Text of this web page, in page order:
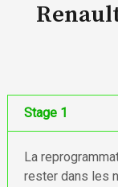
Stage 1
La
rester dans les